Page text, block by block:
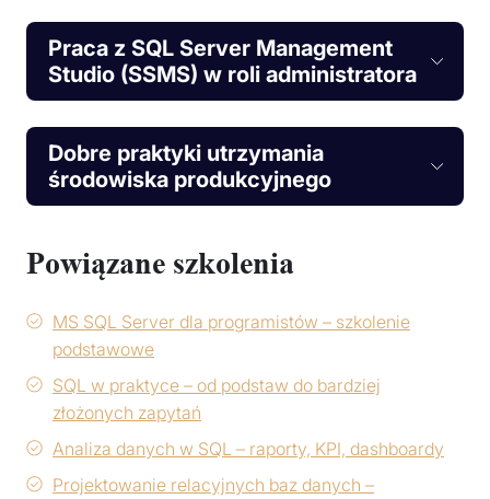
Praca z SQL Server Management
Studio (SSMS) w roli administratora
Dobre praktyki utrzymania
środowiska produkcyjnego
Powiązane szkolenia
MS SQL Server dla programistów – szkolenie
podstawowe
SQL w praktyce – od podstaw do bardziej
złożonych zapytań
Analiza danych w SQL – raporty, KPI, dashboardy
Projektowanie relacyjnych baz danych –